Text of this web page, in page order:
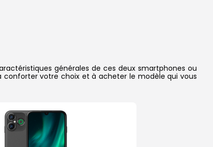
générales de ces deux smartphones ou
conforter votre choix et à acheter le modèle qui vous